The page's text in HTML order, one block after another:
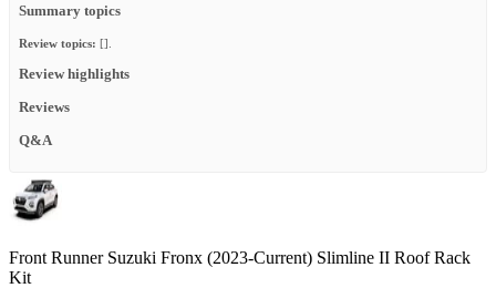
Summary topics
Review topics: [].
Review highlights
Reviews
Q&A
Front Runner Suzuki Fronx (2023-Current) Slimline II Roof Rack
Kit